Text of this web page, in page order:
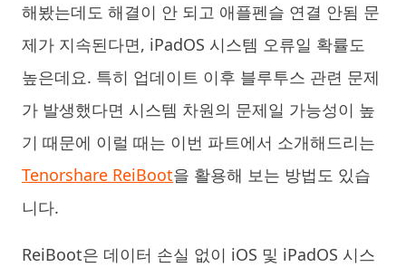
해봤는데도 해결이 안 되고 애플펜슬 연결 안됨 문
제가 지속된다면, iPadOS 시스템 오류일 확률도
높은데요. 특히 업데이트 이후 블루투스 관련 문제
가 발생했다면 시스템 차원의 문제일 가능성이 높
기 때문에 이럴 때는 이번 파트에서 소개해드리는
Tenorshare ReiBoot을 활용해 보는 방법도 있습
니다.
ReiBoot은 데이터 손실 없이 iOS 및 iPadOS 시스